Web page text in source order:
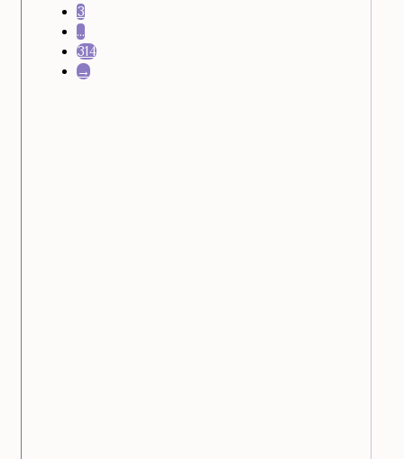
3
…
314
→